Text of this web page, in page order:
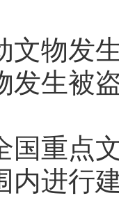
文物发
发生被
国重点
内进行